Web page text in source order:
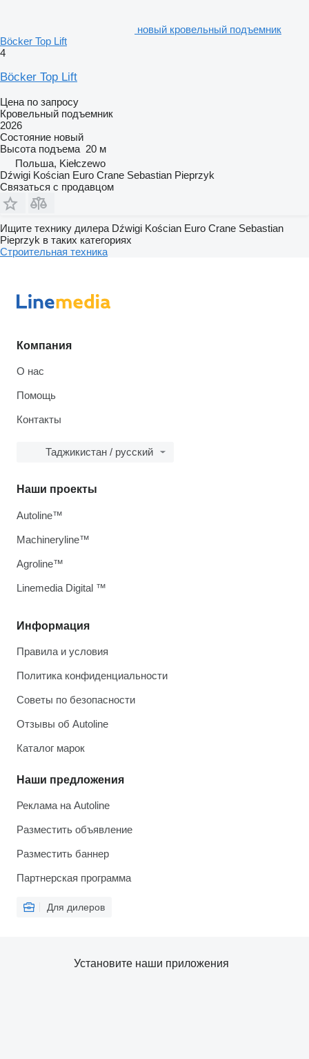
новый кровельный подъемник
Böcker Top Lift
4
Böcker Top Lift
Цена по запросу
Кровельный подъемник
2026
Состояние новый
Высота подъема 20 м
Польша, Kiełczewo
Dźwigi Kościan Euro Crane Sebastian Pieprzyk
Связаться с продавцом
Ищите технику дилера Dźwigi Kościan Euro Crane Sebastian
Pieprzyk в таких категориях
Строительная техника
Компания
О нас
Помощь
Контакты
Таджикистан / русский
Информация
Правила и условия
Политика конфиденциальности
Советы по безопасности
Отзывы об Autoline
Каталог марок
Наши предложения
Реклама на Autoline
Разместить объявление
Разместить баннер
Партнерская программа
Для дилеров
Наши проекты
Autoline™
Machineryline™
Agroline™
Linemedia Digital ™
Установите наши приложения